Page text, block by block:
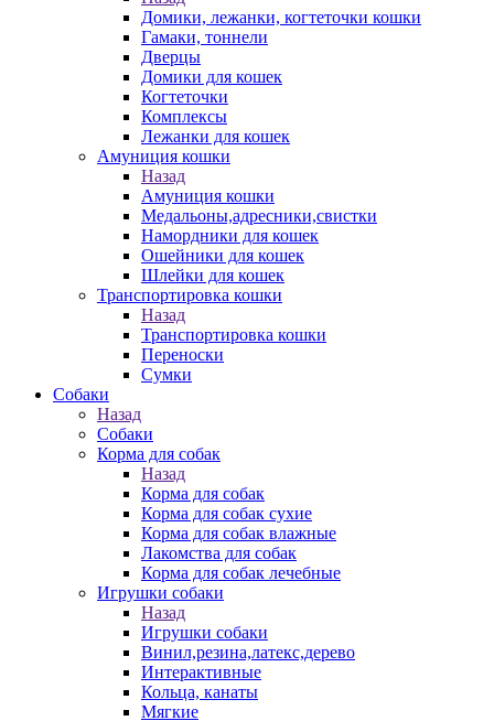
Домики, лежанки, когтеточки кошки
Гамаки, тоннели
Дверцы
Домики для кошек
Когтеточки
Комплексы
Лежанки для кошек
Амуниция кошки
Назад
Амуниция кошки
Медальоны,адресники,свистки
Намордники для кошек
Ошейники для кошек
Шлейки для кошек
Транспортировка кошки
Назад
Транспортировка кошки
Переноски
Сумки
Собаки
Назад
Собаки
Корма для собак
Назад
Корма для собак
Корма для собак сухие
Корма для собак влажные
Лакомства для собак
Корма для собак лечебные
Игрушки собаки
Назад
Игрушки собаки
Винил,резина,латекс,дерево
Интерактивные
Кольца, канаты
Мягкие